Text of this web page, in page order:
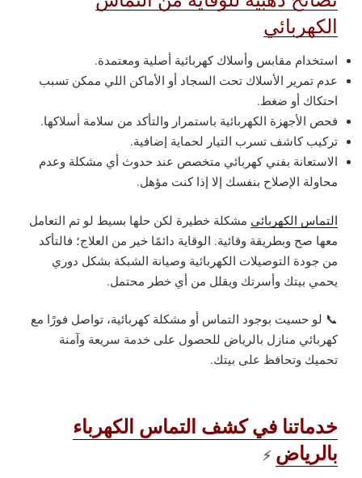
الكهربائي
استخدام مقابس وأسلاك كهربائية أصلية ومعتمدة.
عدم تمرير الأسلاك تحت السجاد أو الأماكن اللي ممكن تسبب
احتكاك أو ضغط.
فحص الأجهزة الكهربائية باستمرار والتأكد من سلامة أسلاكها.
تركيب كاشف تسرب التيار لحماية إضافية.
الاستعانة بفني كهربائي متخصص عند حدوث أي مشكلة وعدم
محاولة الإصلاح بنفسك إلا إذا كنت مؤهل.
التماس الكهربائي مشكلة خطيرة لكن حلها بسيط لو تم التعامل
معها صح وبطريقة وقائية. الوقاية دائمًا خير من العلاج؛ فالتأكد
من جودة التوصيلات الكهربائية وصيانة الشبكة بشكل دوري
يحمي بيتك وأسرتك ويقلل من أي خطر محتمل.
📞 لو حسيت بوجود التماس أو مشكلة كهربائية، تواصل فورًا مع
كهربائي منازل بالرياض للحصول على خدمة سريعة وآمنة
تحميك وتحافظ على بيتك.
خدماتنا في كشف التماس الكهرباء
بالرياض ⚡